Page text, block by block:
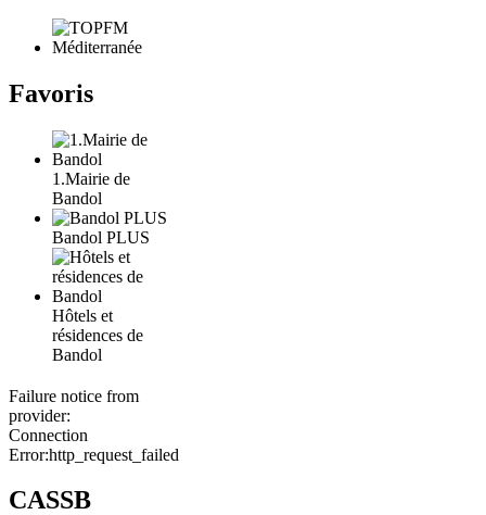
Favoris
1.Mairie de
Bandol
Bandol PLUS
Hôtels et
résidences de
Bandol
Failure notice from
provider:
Connection
Error:http_request_failed
CASSB